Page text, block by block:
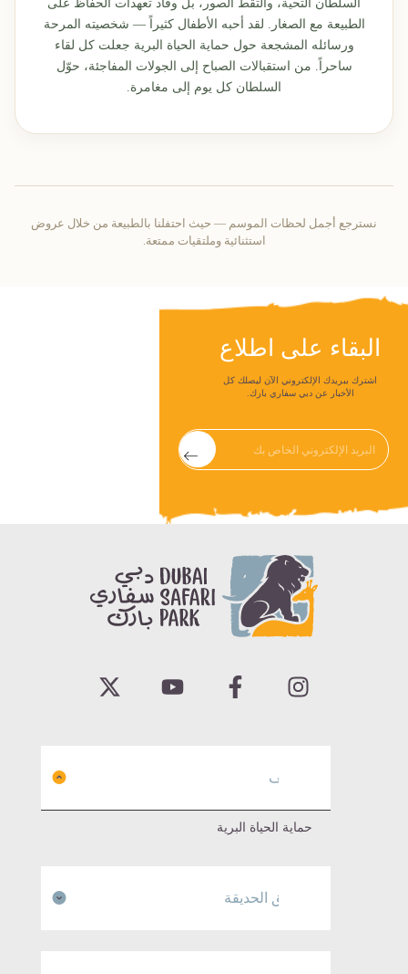
السلطان التحية، والتقط الصور، بل وقاد تعهدات الحفاظ على
الطبيعة مع الصغار. لقد أحبه الأطفال كثيراً — شخصيته المرحة
ورسائله المشجعة حول حماية الحياة البرية جعلت كل لقاء
ساحراً. من استقبالات الصباح إلى الجولات المفاجئة، حوّل
السلطان كل يوم إلى مغامرة.
نسترجع أجمل لحظات الموسم — حيث احتفلنا بالطبيعة من خلال عروض
استثنائية وملتقيات ممتعة.
البقاء على اطلاع
اشترك ببريدك الإلكتروني الآن ليصلك كل
الأخبار عن دبي سفاري بارك.
Submit
إكتشف
حماية الحياة البرية
مناطق الحديقة